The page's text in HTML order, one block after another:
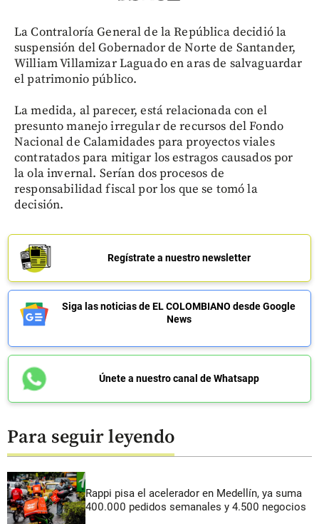
La Contraloría General de la República decidió la
suspensión del Gobernador de Norte de Santander,
William Villamizar Laguado en aras de salvaguardar
el patrimonio público.
La medida, al parecer, está relacionada con el
presunto manejo irregular de recursos del Fondo
Nacional de Calamidades para proyectos viales
contratados para mitigar los estragos causados por
la ola invernal. Serían dos procesos de
responsabilidad fiscal por los que se tomó la
decisión.
Regístrate a nuestro newsletter
Siga las noticias de EL COLOMBIANO desde Google
News
Únete a nuestro canal de Whatsapp
Para seguir leyendo
Rappi pisa el acelerador en Medellín, ya suma
400.000 pedidos semanales y 4.500 negocios